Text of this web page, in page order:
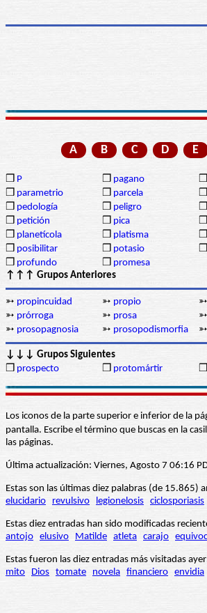
A B C D E
❒ P ❒ pagano ❒
❒ parametrio ❒ parcela ❒
❒ pedología ❒ peligro ❒
❒ petición ❒ pica ❒
❒ planetícola ❒ platisma ❒
❒ posibilitar ❒ potasio ❒
❒ profundo ❒ promesa
↑↑↑ Grupos Anteriores
➳ propincuidad ➳ propio ➳
➳ prórroga ➳ prosa ➳
➳ prosopagnosia ➳ prosopodismorfia ➳
↓↓↓ Grupos Siguientes
❒ prospecto ❒ protomártir ❒
Los iconos de la parte superior e inferior de la
pantalla. Escribe el término que buscas en la
las páginas.
Última actualización: Viernes, Agosto 7 06:16
Estas son las últimas diez palabras (de 15.865)
elucidario
revulsivo legionelosis ciclosporiasis
Estas diez entradas han sido modificadas
antojo elusivo Matilde atleta carajo
Estas fueron las diez entradas más visitadas
mito
Dios tomate novela financiero envidia